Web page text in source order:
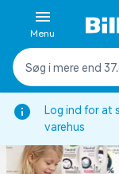
Log ind for at
varehus
Menu
Forside